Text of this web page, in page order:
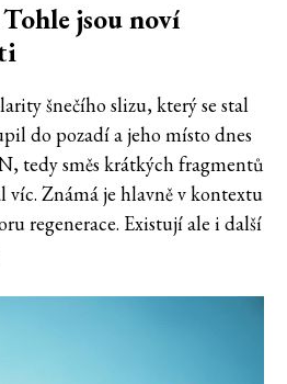
jsou noví
šnečího slizu, který se stal
do pozadí a jeho místo dnes
tedy směs krátkých fragmentů
víc. Známá je hlavně v kontextu
regenerace. Existují ale i další